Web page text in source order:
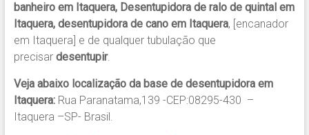
banheiro em Itaquera, Desentupidora de ralo de quintal em
Itaquera, desentupidora de cano em Itaquera, [encanador
em Itaquera] e de qualquer tubulação que
precisar desentupir.
Veja abaixo localização da base de desentupidora em
Itaquera:Rua Paranatama,139 -CEP:08295-430 –
Itaquera –SP- Brasil.